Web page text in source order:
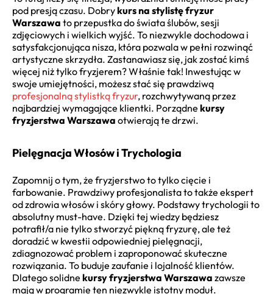
pod presją czasu. Dobrykurs na stylistę fryzur
Warszawa to przepustka do świata ślubów, sesji
zdjęciowych i wielkich wyjść. To niezwykle dochodowa i
satysfakcjonująca nisza, która pozwala w pełni rozwinąć
artystyczne skrzydła. Zastanawiasz się, jak zostać kimś
więcej niż tylko fryzjerem? Właśnie tak! Inwestując w
swoje umiejętności, możesz stać się prawdziwą
profesjonalną stylistką fryzur, rozchwytywaną przez
najbardziej wymagające klientki. Porządne kursy
fryzjerstwa Warszawa otwierają te drzwi.
Pielęgnacja Włosów i Trychologia
Zapomnij o tym, że fryzjerstwo to tylko cięcie i
farbowanie. Prawdziwy profesjonalista to także ekspert
od zdrowia włosów i skóry głowy. Podstawy trychologii to
absolutny must-have. Dzięki tej wiedzy będziesz
potrafił/a nie tylko stworzyć piękną fryzurę, ale też
doradzić w kwestii odpowiedniej pielęgnacji,
zdiagnozować problem i zaproponować skuteczne
rozwiązania. To buduje zaufanie i lojalność klientów.
Dlatego solidne kursy fryzjerstwa Warszawa zawsze
mają w programie ten niezwykle istotny moduł.